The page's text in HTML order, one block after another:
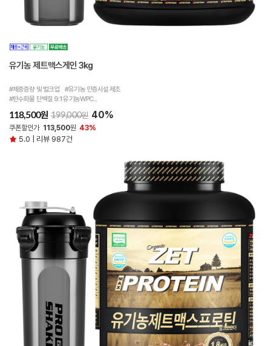
유기농 제트맥스게인 3kg
#체중증량 및 벌크업 #유기농 인증시설 제조
#탄수화물 단백질 9:1 유기농WPC...
118,500원 199,000원 40%
쿠폰할인가 113,500원 43%
5.0 | 리뷰 987건